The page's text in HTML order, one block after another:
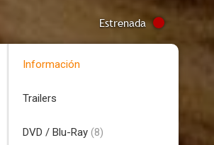
Estrenada
Información
Trailers
DVD / Blu-Ray (8)